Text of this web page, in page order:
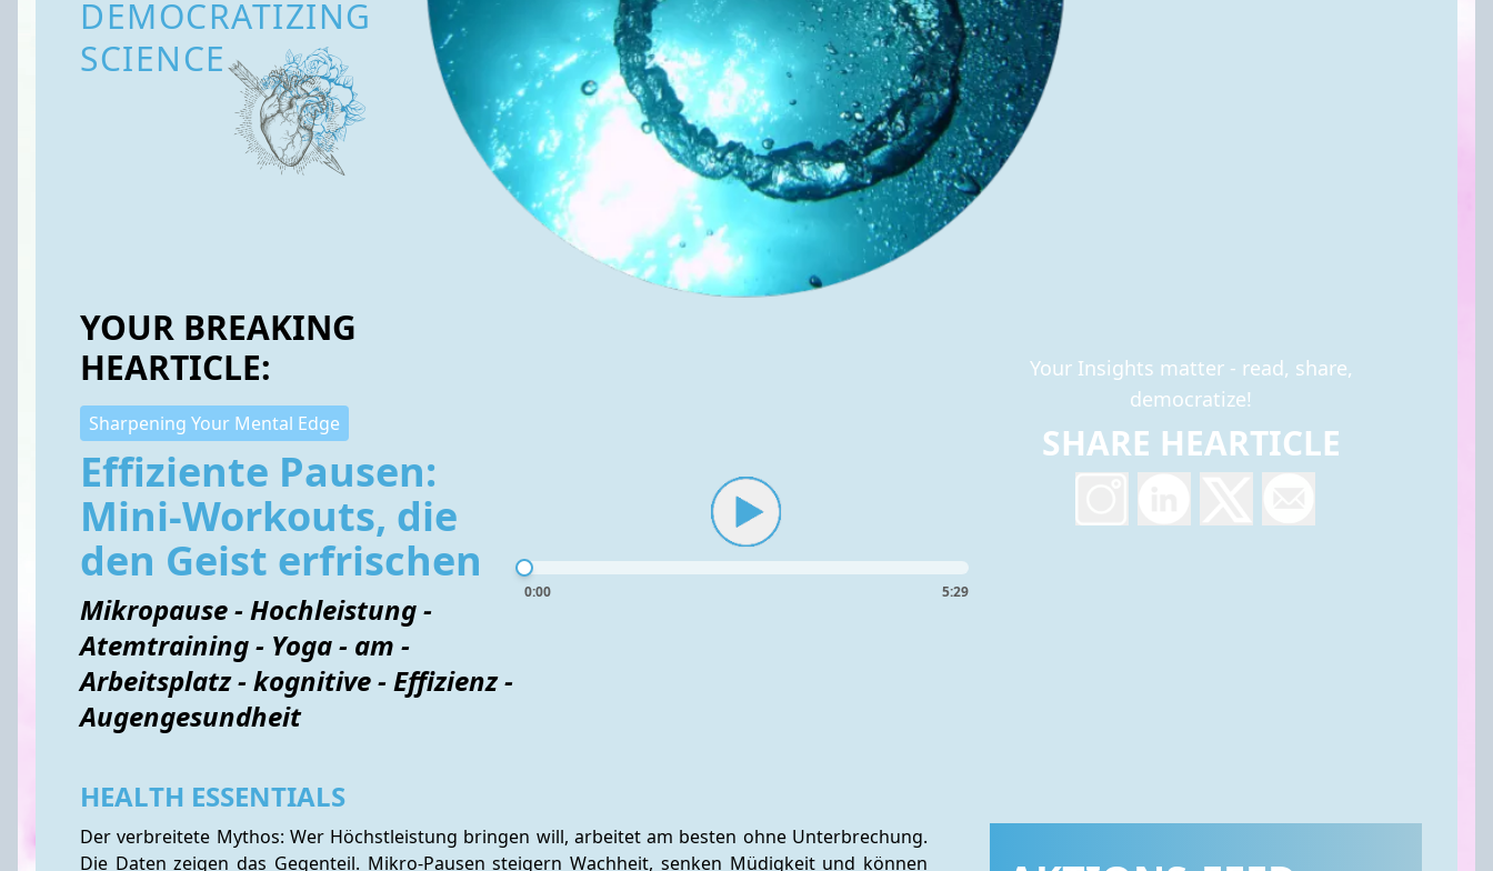
DEMOCRATIZING
SCIENCE
YOUR BREAKING
HEARTICLE:
Sharpening Your Mental Edge
Effiziente Pausen:
Mini-Workouts, die
den Geist erfrischen
Mikropause - Hochleistung -
Atemtraining - Yoga - am -
Arbeitsplatz - kognitive - Effizienz -
Augengesundheit
0:00 5:29
Your Insights matter - read, share,
democratize!
SHARE HEARTICLE
HEALTH ESSENTIALS
Der verbreitete Mythos: Wer Höchstleistung bringen will, arbeitet am besten ohne Unterbrechung.
Die Daten zeigen das Gegenteil. Mikro-Pausen steigern Wachheit, senken Müdigkeit und können